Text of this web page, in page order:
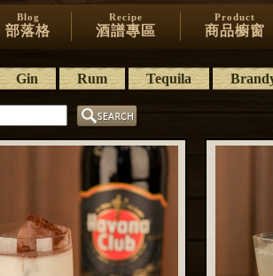
Blog
部落格
Recipe
酒譜專區
Product
商品櫥窗
Gin Rum Tequila